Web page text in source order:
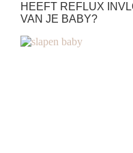
HEEFT REFLUX
VAN JE BABY?